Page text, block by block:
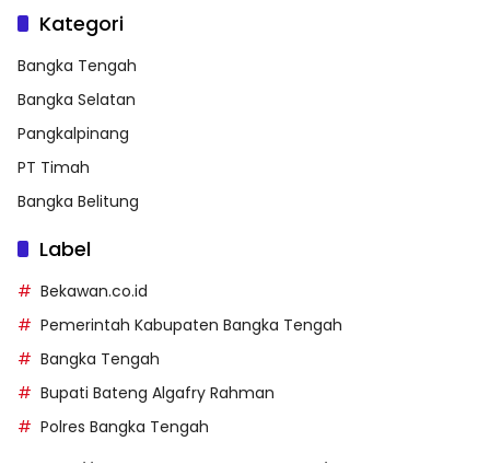
Kategori
Bangka Tengah
Bangka Selatan
Pangkalpinang
PT Timah
Bangka Belitung
Label
Bekawan.co.id
Pemerintah Kabupaten Bangka Tengah
Bangka Tengah
Bupati Bateng Algafry Rahman
Polres Bangka Tengah